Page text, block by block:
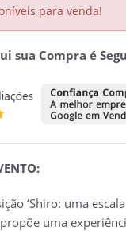
para venda!
sua Compra é
‘Shiro: uma
propõe uma